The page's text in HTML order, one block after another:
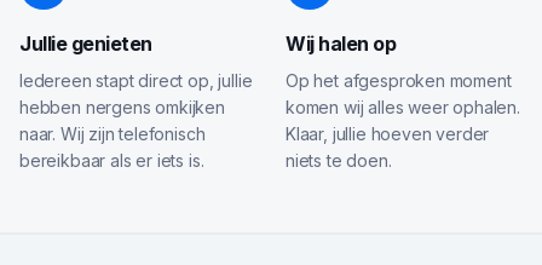
Jullie genieten
Iedereen stapt direct op, jullie
hebben nergens omkijken
naar. Wij zijn telefonisch
bereikbaar als er iets is.
Wij halen op
Op het afgesproken moment
komen wij alles weer ophalen.
Klaar, jullie hoeven verder
niets te doen.